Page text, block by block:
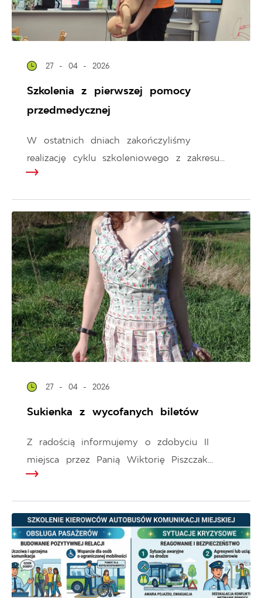
27 - 04 - 2026
Szkolenia z pierwszej pomocy
przedmedycznej
W ostatnich dniach zakończyliśmy
realizację cyklu szkoleniowego z zakresu...
27 - 04 - 2026
Sukienka z wycofanych biletów
Z radością informujemy o zdobyciu II
miejsca przez Panią Wiktorię Piszczak...